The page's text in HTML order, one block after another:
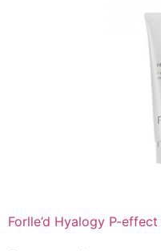
Forlle’d Hyalogy P-